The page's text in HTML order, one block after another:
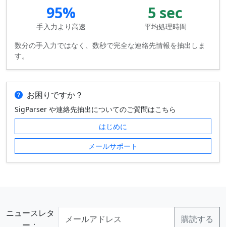
95%
手入力より高速
5 sec
平均処理時間
数分の手入力ではなく、数秒で完全な連絡先情報を抽出しま
す。
お困りですか？
SigParser や連絡先抽出についてのご質問はこちら
はじめに
メールサポート
ニュースレタ